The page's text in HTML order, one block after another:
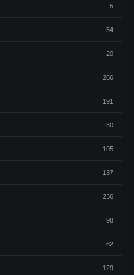
5
54
20
266
191
30
105
137
236
98
62
129